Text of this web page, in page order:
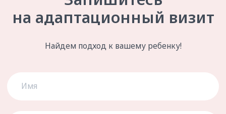
Протезирование
Пародонтология
Эстетическая стоматология